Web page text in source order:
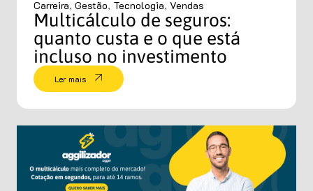
Carreira, Gestão, Tecnologia, Vendas
Multicálculo de seguros:
quanto custa e o que está
incluso no investimento
Ler mais